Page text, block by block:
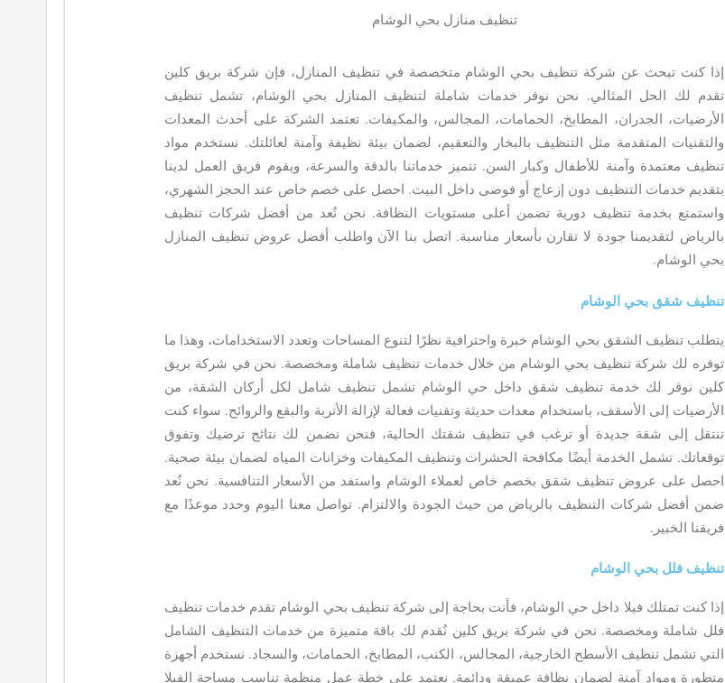
تنظيف منازل بحي الوشام
إذا كنت تبحث عن شركة تنظيف بحي الوشام متخصصة في تنظيف المنازل، فإن شركة بريق كلين
تقدم لك الحل المثالي. نحن نوفر خدمات شاملة لتنظيف المنازل بحي الوشام، تشمل تنظيف
الأرضيات، الجدران، المطابخ، الحمامات، المجالس، والمكيفات. تعتمد الشركة على أحدث المعدات
والتقنيات المتقدمة مثل التنظيف بالبخار والتعقيم، لضمان بيئة نظيفة وآمنة لعائلتك. نستخدم مواد
تنظيف معتمدة وآمنة للأطفال وكبار السن. تتميز خدماتنا بالدقة والسرعة، ويقوم فريق العمل لدينا
بتقديم خدمات التنظيف دون إزعاج أو فوضى داخل البيت. احصل على خصم خاص عند الحجز الشهري،
واستمتع بخدمة تنظيف دورية تضمن أعلى مستويات النظافة. نحن نُعد من أفضل شركات تنظيف
بالرياض لتقديمنا جودة لا تقارن بأسعار مناسبة. اتصل بنا الآن واطلب أفضل عروض تنظيف المنازل
بحي الوشام.
تنظيف شقق بحي الوشام
يتطلب تنظيف الشقق بحي الوشام خبرة واحترافية نظرًا لتنوع المساحات وتعدد الاستخدامات، وهذا ما
توفره لك شركة تنظيف بحي الوشام من خلال خدمات تنظيف شاملة ومخصصة. نحن في شركة بريق
كلين نوفر لك خدمة تنظيف شقق داخل حي الوشام تشمل تنظيف شامل لكل أركان الشقة، من
الأرضيات إلى الأسقف، باستخدام معدات حديثة وتقنيات فعالة لإزالة الأتربة والبقع والروائح. سواء كنت
تنتقل إلى شقة جديدة أو ترغب في تنظيف شقتك الحالية، فنحن نضمن لك نتائج ترضيك وتفوق
توقعاتك. تشمل الخدمة أيضًا مكافحة الحشرات وتنظيف المكيفات وخزانات المياه لضمان بيئة صحية.
احصل على عروض تنظيف شقق بخصم خاص لعملاء الوشام واستفد من الأسعار التنافسية. نحن نُعد
ضمن أفضل شركات التنظيف بالرياض من حيث الجودة والالتزام. تواصل معنا اليوم وحدد موعدًا مع
فريقنا الخبير.
تنظيف فلل بحي الوشام
إذا كنت تمتلك فيلا داخل حي الوشام، فأنت بحاجة إلى شركة تنظيف بحي الوشام تقدم خدمات تنظيف
فلل شاملة ومخصصة. نحن في شركة بريق كلين نُقدم لك باقة متميزة من خدمات التنظيف الشامل
التي تشمل تنظيف الأسطح الخارجية، المجالس، الكنب، المطابخ، الحمامات، والسجاد. نستخدم أجهزة
متطورة ومواد آمنة لضمان نظافة عميقة ودائمة. نعتمد على خطة عمل منظمة تناسب مساحة الفيلا